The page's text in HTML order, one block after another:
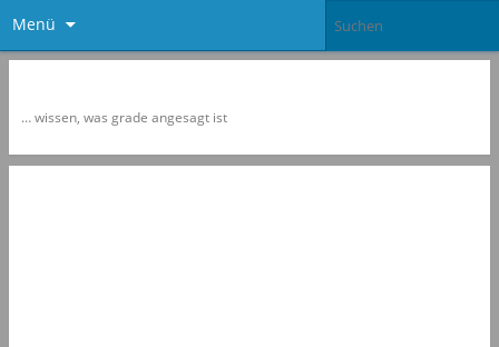
Menü
… wissen, was grade angesagt ist